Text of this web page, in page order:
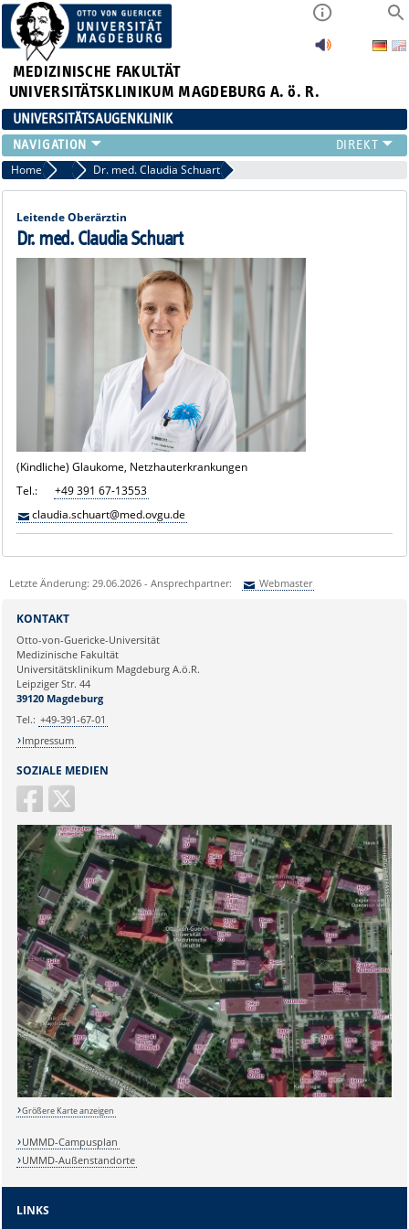
MEDIZINISCHE FAKULTÄT
UNIVERSITÄTSKLINIKUM MAGDEBURG A. ö. R.
UNIVERSITÄTSAUGENKLINIK
AKTUELLES
KLINIK
TEAM
FORSCHUNG
LEHRE
Home Ärztliche Mitarbeiterinnen und Mitarbeiter
Dr. med. Claudia Schuart
Leitende Oberärztin
Dr. med. Claudia Schuart
(Kindliche) Glaukome, Netzhauterkrankungen
Tel.:
+49 391 67-13553
claudia.schuart@med.ovgu.de
Letzte Änderung: 29.06.2026 - Ansprechpartner: Webmaster
Ihre E-Mailadresse:
Ihr Anliegen:
Sicherheitsabfrage:
Lösung:
SOZIALE MEDIEN
KONTAKT
Otto-von-Guericke-Universität
Medizinische Fakultät
Universitätsklinikum Magdeburg A.ö.R.
Leipziger Str. 44
39120 Magdeburg
Tel.: +49-391-67-01
Impressum
Größere Karte anzeigen
UMMD-Campusplan
UMMD-Außenstandorte
LINKS